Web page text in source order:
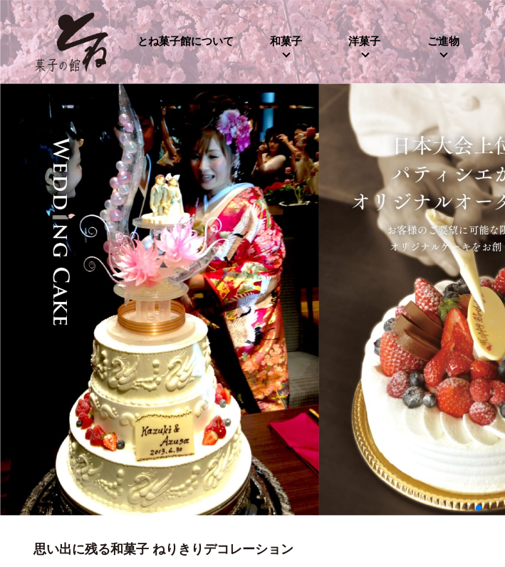
とね菓子館について 和菓子 洋菓子 ご進物
思い出に残る和菓子 ねりきりデコレーション